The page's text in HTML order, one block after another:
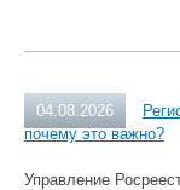
04.08.2026
почему это важно?
Управление